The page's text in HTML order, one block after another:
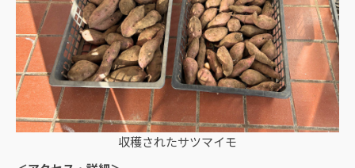
収穫されたサツマイモ